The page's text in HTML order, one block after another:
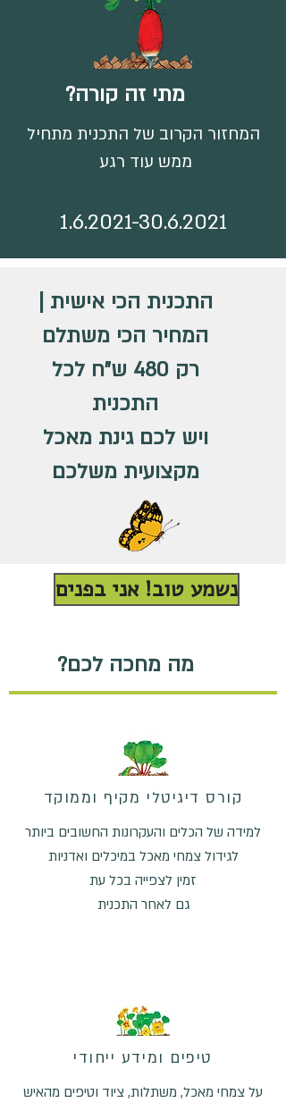
מתי זה קורה?
המחזור הקרוב של התכנית מתחיל
ממש עוד רגע
1.6.2021-30.6.2021
התכנית הכי אישית |
המחיר הכי משתלם
רק 480 ש"ח לכל
התכנית
ויש לכם גינת מאכל
מקצועית משלכם
נשמע טוב! אני בפנים
מה מחכה לכם?
קורס דיגיטלי מקיף וממוקד
למידה של הכלים והעקרונות החשובים ביותר
לגידול צמחי מאכל במיכלים ואדניות
זמין לצפייה בכל עת
גם לאחר התכנית
טיפים ומידע ייחודי
על צמחי מאכל, משתלות, ציוד וטיפים מהאיש